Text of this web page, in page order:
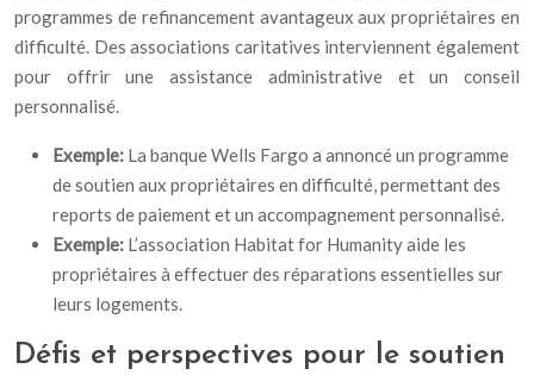
programmes de refinancement avantageux aux propriétaires en
difficulté. Des associations caritatives interviennent également
pour offrir une assistance administrative et un conseil
personnalisé.
Exemple: La banque Wells Fargo a annoncé un programme
de soutien aux propriétaires en difficulté, permettant des
reports de paiement et un accompagnement personnalisé.
Exemple: L’association Habitat for Humanity aide les
propriétaires à effectuer des réparations essentielles sur
leurs logements.
Défis et perspectives pour le soutien